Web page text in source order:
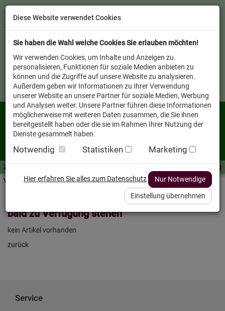
Zutaten A-Z
Service FAQ
Verkäufer vor Ort
Mit dem Ausbau des Shops wird diese Seite
bald zu Verfügung stehen
kein Artikel vorhanden
zurück
Service
Diese Website verwendet Cookies
Sie haben die Wahl welche Cookies Sie erlauben möchten!
Wir verwenden Cookies, um Inhalte und Anzeigen zu
personalisieren, Funktionen für soziale Medien anbieten zu
können und die Zugriffe auf unsere Website zu analysieren.
Außerdem geben wir Informationen zu Ihrer Verwendung
unserer Website an unsere Partner für soziale Medien, Werbung
und Analysen weiter. Unsere Partner führen diese Informationen
möglicherweise mit weiteren Daten zusammen, die Sie ihnen
bereitgestellt haben oder die sie im Rahmen Ihrer Nutzung der
Dienste gesammelt haben.
Notwendig Statistiken Marketing
Hier erfahren Sie alles zum Datenschutz Nur Notwendige
Einstellung übernehmen